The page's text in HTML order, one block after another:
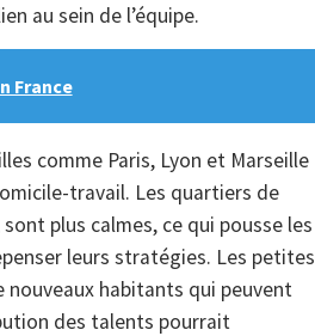
au sein de l’équipe.
France
comme Paris, Lyon et Marseille
travail. Les quartiers de
plus calmes, ce qui pousse les
leurs stratégies. Les petites
nouveaux habitants qui peuvent
des talents pourrait